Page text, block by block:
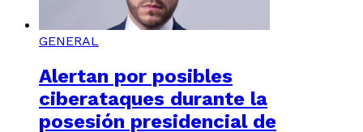
GENERAL
Alertan por posibles
ciberataques durante la
posesión presidencial de